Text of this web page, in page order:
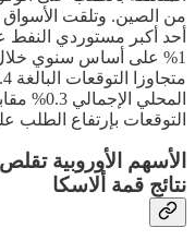
من الصين. وتلقت الأسواق
أحد أكبر مستوردي النفط
1% على أساس سنوي خلال
التوقعات بإرتفاع الطلب
الأسهم الأوروبية
نتائج قمة ألاسكا